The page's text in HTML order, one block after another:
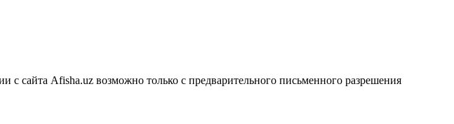
сайта Afisha.uz возможно только с предварительного письменного разрешения